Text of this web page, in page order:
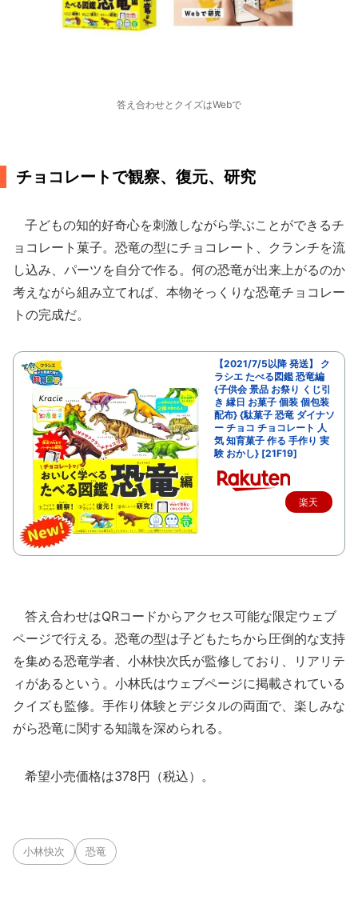
答え合わせとクイズはWebで
チョコレートで観察、復元、研究
子どもの知的好奇心を刺激しながら学ぶことができるチ
ョコレート菓子。恐竜の型にチョコレート、クランチを流
し込み、パーツを自分で作る。何の恐竜が出来上がるのか
考えながら組み立てれば、本物そっくりな恐竜チョコレー
トの完成だ。
【2021/7/5以降 発送】 ク
ラシエ たべる図鑑 恐竜編
{子供会 景品 お祭り くじ引
き 縁日 お菓子 個装 個包装
配布} {駄菓子 恐竜 ダイナソ
ー チョコ チョコレート 人
気 知育菓子 作る 手作り 実
験 おかし} [21F19]
楽天
答え合わせはQRコードからアクセス可能な限定ウェブ
ページで行える。恐竜の型は子どもたちから圧倒的な支持
を集める恐竜学者、小林快次氏が監修しており、リアリテ
ィがあるという。小林氏はウェブページに掲載されている
クイズも監修。手作り体験とデジタルの両面で、楽しみな
がら恐竜に関する知識を深められる。
希望小売価格は378円（税込）。
小林快次 恐竜